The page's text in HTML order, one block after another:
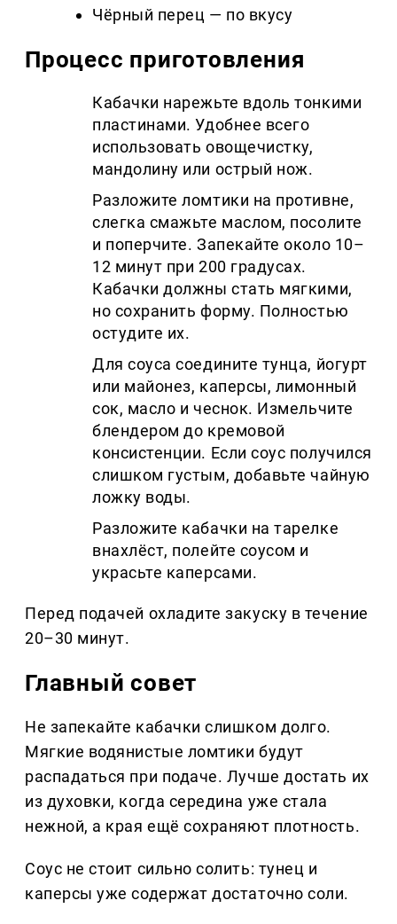
Чёрный перец — по вкусу
Процесс приготовления
Кабачки нарежьте вдоль тонкими
пластинами. Удобнее всего
использовать овощечистку,
мандолину или острый нож.
Разложите ломтики на противне,
слегка смажьте маслом, посолите
и поперчите. Запекайте около 10–
12 минут при 200 градусах.
Кабачки должны стать мягкими,
но сохранить форму. Полностью
остудите их.
Для соуса соедините тунца, йогурт
или майонез, каперсы, лимонный
сок, масло и чеснок. Измельчите
блендером до кремовой
консистенции. Если соус получился
слишком густым, добавьте чайную
ложку воды.
Разложите кабачки на тарелке
внахлёст, полейте соусом и
украсьте каперсами.
Перед подачей охладите закуску в течение
20–30 минут.
Главный совет
Не запекайте кабачки слишком долго.
Мягкие водянистые ломтики будут
распадаться при подаче. Лучше достать их
из духовки, когда середина уже стала
нежной, а края ещё сохраняют плотность.
Соус не стоит сильно солить: тунец и
каперсы уже содержат достаточно соли.